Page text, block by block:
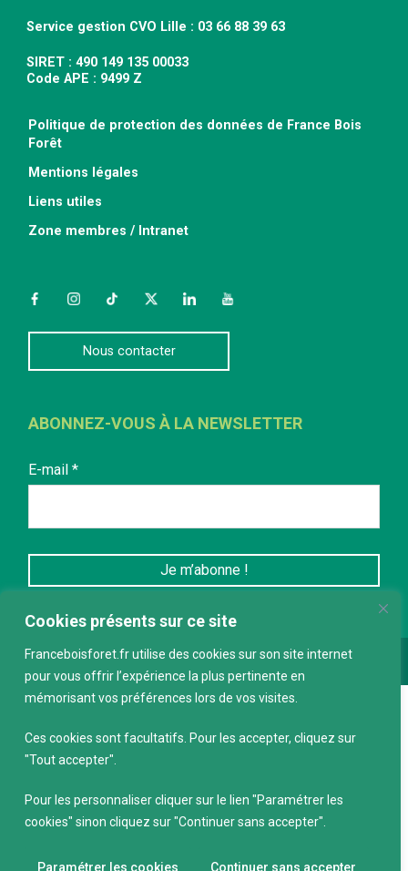
Cookies présents sur ce site
Franceboisforet.fr utilise des cookies sur son site internet
pour vous offrir l’expérience la plus pertinente en
mémorisant vos préférences lors de vos visites.
Ces cookies sont facultatifs. Pour les accepter, cliquez sur
"Tout accepter".
Pour les personnaliser cliquer sur le lien "Paramétrer les
cookies" sinon cliquez sur "Continuer sans accepter".
Paramétrer les cookies Continuer sans accepter
Service gestion CVO Lille : 03 66 88 39 63
SIRET : 490 149 135 00033
Code APE : 9499 Z
Politique de protection des données de France Bois
Forêt
Mentions légales
Liens utiles
Zone membres / Intranet
FacebookInstagramTikTokTwitterLinkedInYouTube
Nous contacter
ABONNEZ-VOUS À LA NEWSLETTER
E-mail *
Conception :keepdesign.fr